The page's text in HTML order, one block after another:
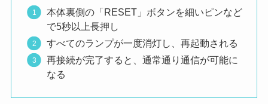
本体裏側の「RESET」ボタンを細いピンなど
で5秒以上長押し
すべてのランプが一度消灯し、再起動される
再接続が完了すると、通常通り通信が可能に
なる